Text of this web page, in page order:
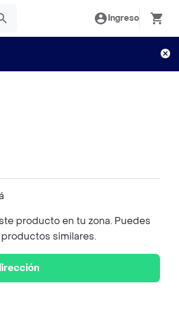
Ingreso
producto en tu zona. Puedes
similares.